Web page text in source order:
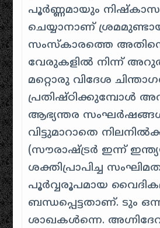
പൂർണ്ണമായും
ചെയ്യാനാണ്
സംസ്‌കാരത്തെ
വേരുകളിൽ നിന്ന്
മറ്റൊരു വിദേശ
പ്രതിഷ്ഠിക്കുമ്പോൾ
ആഭ്യന്തര
വിട്ടുമാറാതെ
(സൗരാഷ്ട്രർ ഇന്ന്
ശക്തിപ്രാപിച്ച
പൂർവ്വരൂപമായ
ബന്ധപ്പെട്ടതാണ്. ടും
ശാഖകൾന്നെ.